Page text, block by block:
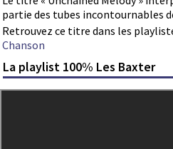
partie des tubes incontournables
Retrouvez ce titre dans les
Chanson
La playlist 100% Les Baxter